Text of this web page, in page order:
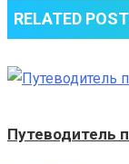
RELATED
Путеводитель